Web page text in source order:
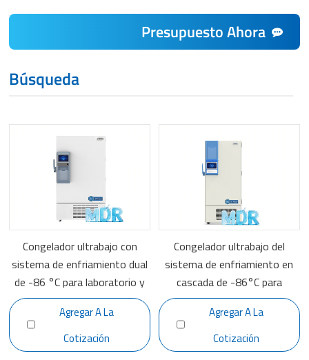
Presupuesto Ahora
Búsqueda
Congelador ultrabajo con
sistema de enfriamiento dual
de -86 °C para laboratorio y
medicina DW-HL780
Agregar A La
Cotización
Congelador ultrabajo del
sistema de enfriamiento en
cascada de -86°C para
laboratorio y médico DW-
HL528S
Agregar A La
Cotización